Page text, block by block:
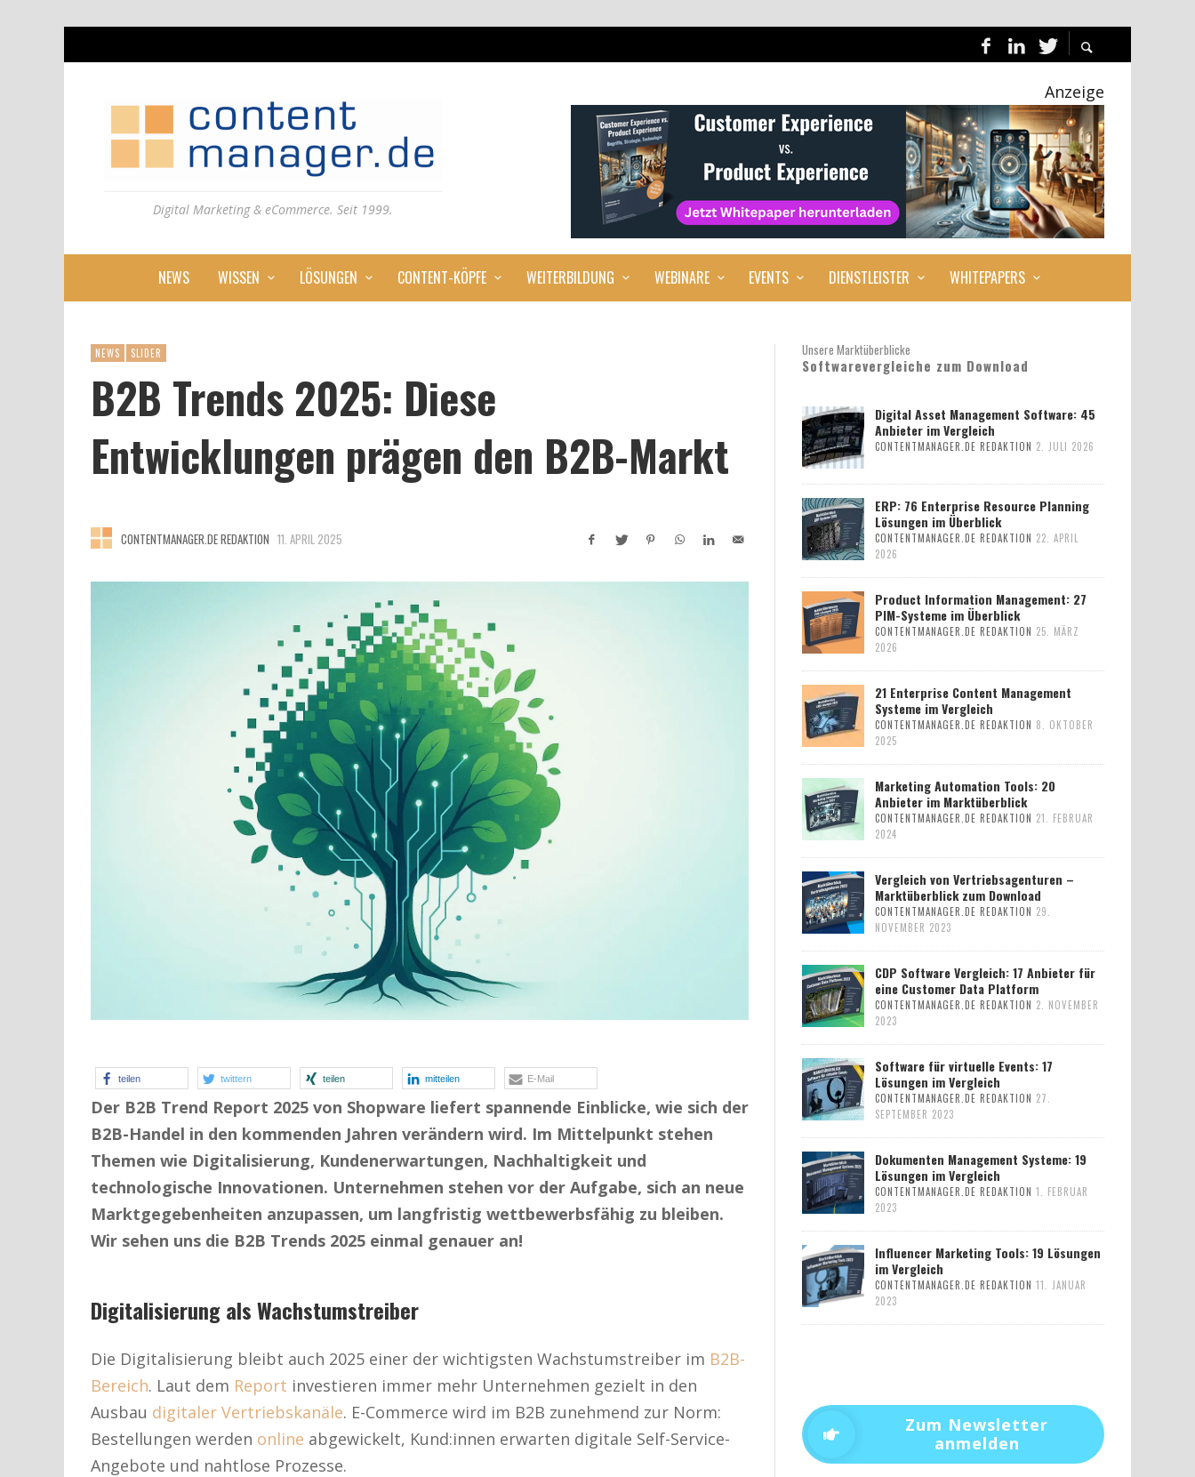
Digital Marketing & eCommerce. Seit 1999.
Anzeige
NEWS WISSEN LÖSUNGEN CONTENT-KÖPFE WEITERBILDUNG WEBINARE EVENTS DIENSTLEISTER WHITEPAPERS
NEWS SLIDER
B2B Trends 2025: Diese
Entwicklungen prägen den B2B-Markt
CONTENTMANAGER.DE REDAKTION 11. APRIL 2025
teilen twittern teilen mitteilen E-Mail
Der B2B Trend Report 2025 von Shopware liefert spannende Einblicke, wie sich der
B2B-Handel in den kommenden Jahren verändern wird. Im Mittelpunkt stehen
Themen wie Digitalisierung, Kundenerwartungen, Nachhaltigkeit und
technologische Innovationen. Unternehmen stehen vor der Aufgabe, sich an neue
Marktgegebenheiten anzupassen, um langfristig wettbewerbsfähig zu bleiben.
Wir sehen uns die B2B Trends 2025 einmal genauer an!
Digitalisierung als Wachstumstreiber
Die Digitalisierung bleibt auch 2025 einer der wichtigsten Wachstumstreiber im B2B-
Bereich. Laut dem Report investieren immer mehr Unternehmen gezielt in den
Ausbau digitaler Vertriebskanäle. E-Commerce wird im B2B zunehmend zur Norm:
Bestellungen werden online abgewickelt, Kund:innen erwarten digitale Self-Service-
Angebote und nahtlose Prozesse.
Unsere Marktüberblicke
Softwarevergleiche zum Download
Digital Asset Management Software: 45
Anbieter im Vergleich
CONTENTMANAGER.DE REDAKTION 2. JULI 2026
ERP: 76 Enterprise Resource Planning
Lösungen im Überblick
CONTENTMANAGER.DE REDAKTION 22. APRIL
2026
Product Information Management: 27
PIM-Systeme im Überblick
CONTENTMANAGER.DE REDAKTION 25. MÄRZ
2026
21 Enterprise Content Management
Systeme im Vergleich
CONTENTMANAGER.DE REDAKTION 8. OKTOBER
2025
Marketing Automation Tools: 20
Anbieter im Marktüberblick
CONTENTMANAGER.DE REDAKTION 21. FEBRUAR
2024
Vergleich von Vertriebsagenturen –
Marktüberblick zum Download
CONTENTMANAGER.DE REDAKTION 29.
NOVEMBER 2023
CDP Software Vergleich: 17 Anbieter für
eine Customer Data Platform
CONTENTMANAGER.DE REDAKTION 2. NOVEMBER
2023
Software für virtuelle Events: 17
Lösungen im Vergleich
CONTENTMANAGER.DE REDAKTION 27.
SEPTEMBER 2023
Dokumenten Management Systeme: 19
Lösungen im Vergleich
CONTENTMANAGER.DE REDAKTION 1. FEBRUAR
2023
Influencer Marketing Tools: 19 Lösungen
im Vergleich
CONTENTMANAGER.DE REDAKTION 11. JANUAR
2023
Zum Newsletter
anmelden